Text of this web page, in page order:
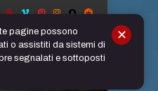
pagine possono
o assistiti da sistemi di
segnalati e sottoposti
✕